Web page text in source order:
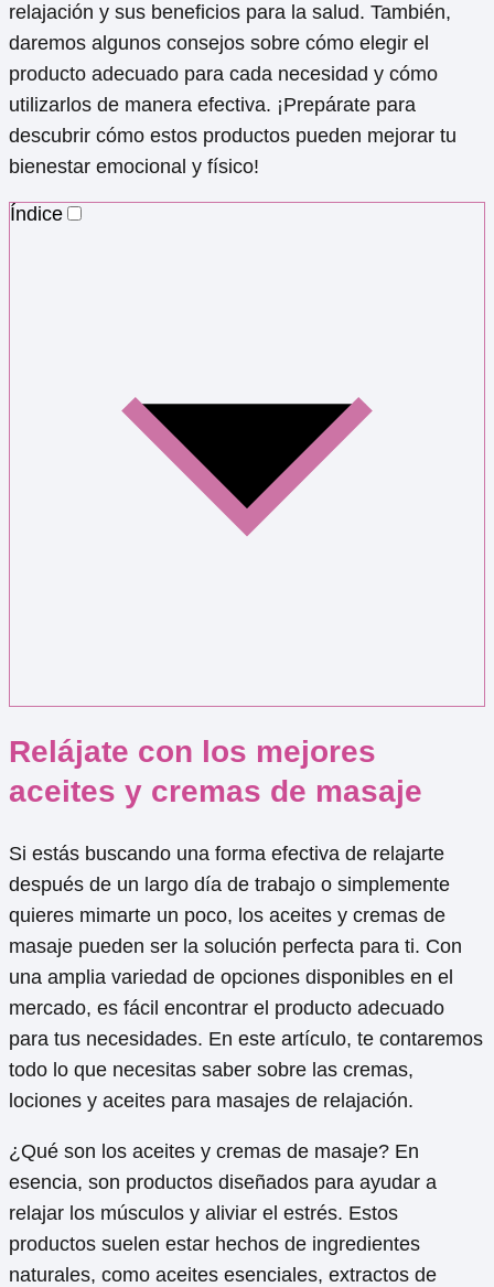
relajación y sus beneficios para la salud. También,
daremos algunos consejos sobre cómo elegir el
producto adecuado para cada necesidad y cómo
utilizarlos de manera efectiva. ¡Prepárate para
descubrir cómo estos productos pueden mejorar tu
bienestar emocional y físico!
Índice
Relájate con los mejores
aceites y cremas de masaje
Si estás buscando una forma efectiva de relajarte
después de un largo día de trabajo o simplemente
quieres mimarte un poco, los aceites y cremas de
masaje pueden ser la solución perfecta para ti. Con
una amplia variedad de opciones disponibles en el
mercado, es fácil encontrar el producto adecuado
para tus necesidades. En este artículo, te contaremos
todo lo que necesitas saber sobre las cremas,
lociones y aceites para masajes de relajación.
¿Qué son los aceites y cremas de masaje? En
esencia, son productos diseñados para ayudar a
relajar los músculos y aliviar el estrés. Estos
productos suelen estar hechos de ingredientes
naturales, como aceites esenciales, extractos de